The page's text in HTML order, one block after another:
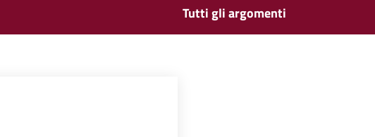
Tutti gli argomenti